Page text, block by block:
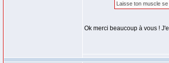
Laisse ton muscle
Ok merci beaucoup à vous !